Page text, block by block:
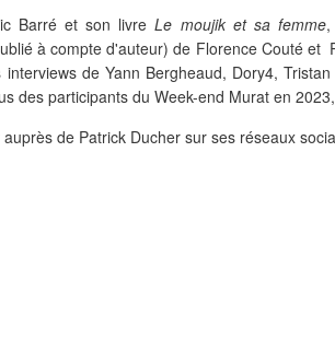
Barré et son livreLe moujik et sa femme
à compte d'auteur) de Florence Couté et
interviews de Yann Bergheaud, Dory4,
des participants du Week-end Murat en
de Patrick Ducher sur ses réseaux